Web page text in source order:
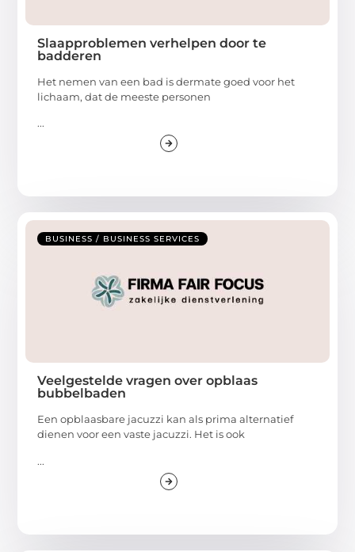
Slaapproblemen verhelpen door te
badderen
Het nemen van een bad is dermate goed voor het
lichaam, dat de meeste personen
...
BUSINESS / BUSINESS SERVICES
Veelgestelde vragen over opblaas
bubbelbaden
Een opblaasbare jacuzzi kan als prima alternatief
dienen voor een vaste jacuzzi. Het is ook
...